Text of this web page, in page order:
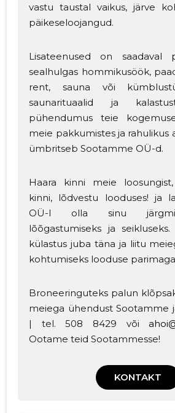
vastu taustal vaikus, järve
päikeseloojangud.
Lisateenused on saadaval
sealhulgas hommikusöök,
rent, sauna või
saunarituaalid ja
pühendumus teie
meie pakkumistes ja rahulikus
ümbritseb Sootamme OÜ-d.
Haara kinni meie
kinni, lõdvestu looduses! ja
OÜ-l olla sinu
lõõgastumiseks ja
külastus juba täna ja liitu
kohtumiseks looduse
Broneeringuteks palun
meiega ühendust Sootamme
| tel. 508 8429 või
Ootame teid Sootammesse!
KONTAKT
Muuda